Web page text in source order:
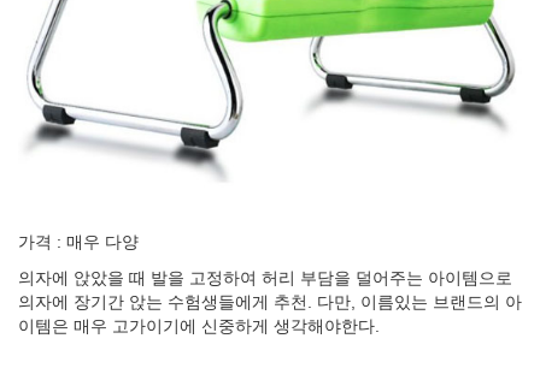
가격 : 매우 다양
의자에 앉았을 때 발을 고정하여 허리 부담을 덜어주는 아이템으로
의자에 장기간 앉는 수험생들에게 추천. 다만, 이름있는 브랜드의 아
이템은 매우 고가이기에 신중하게 생각해야한다.